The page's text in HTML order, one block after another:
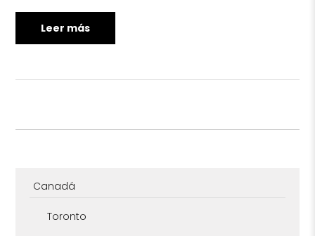
Leer más
Canadá
Toronto